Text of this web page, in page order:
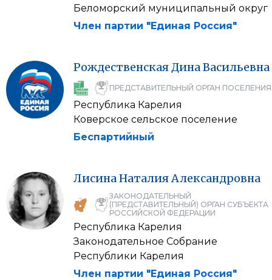
Беломорский муниципальный округ
Член партии "Единая Россия"
РождественскаяДинаВасильевна
ПРЕДСТАВИТЕЛЬНЫЙ ОРГАН ПОСЕЛЕНИЯ
Республика Карелия
Коверское сельское поселение
Беспартийный
ЛисинаНаталияАлександровна
ЗАКОНОДАТЕЛЬНЫЙ
(ПРЕДСТАВИТЕЛЬНЫЙ) ОРГАН СУБЪЕКТА
РОССИЙСКОЙ ФЕДЕРАЦИИ
Республика Карелия
Законодательное Собрание
Республики Карелия
Член партии "Единая Россия"